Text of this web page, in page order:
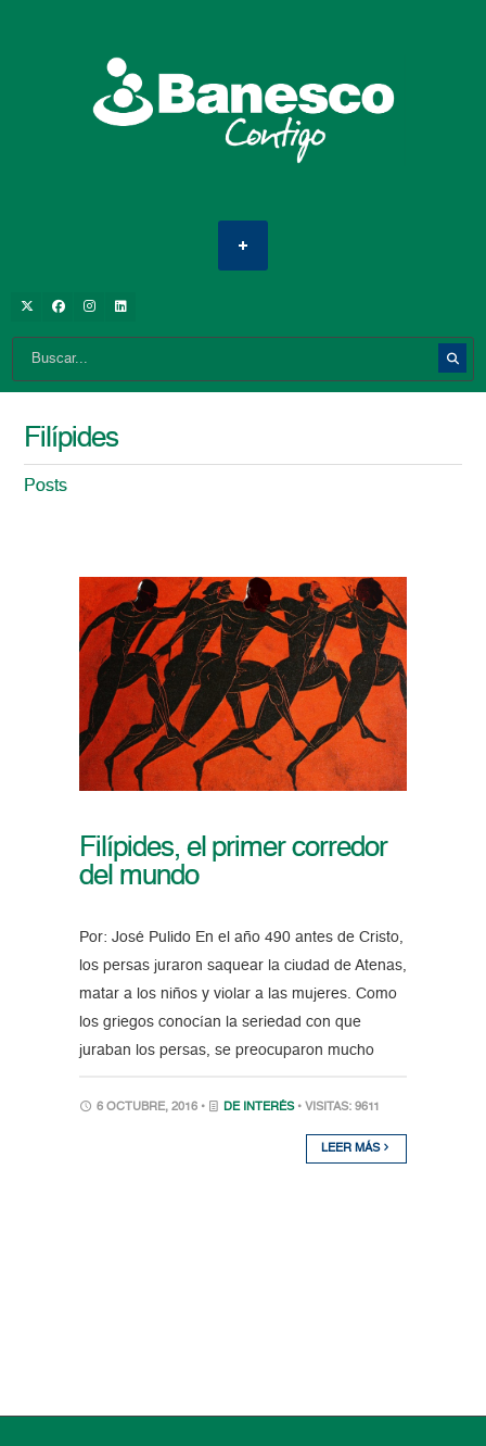
Filípides
Posts
Filípides, el primer corredor
del mundo
Por: José Pulido En el año 490 antes de Cristo,
los persas juraron saquear la ciudad de Atenas,
matar a los niños y violar a las mujeres. Como
los griegos conocían la seriedad con que
juraban los persas, se preocuparon mucho
6 OCTUBRE, 2016 • DE INTERÉS • VISITAS: 9611
LEER MÁS